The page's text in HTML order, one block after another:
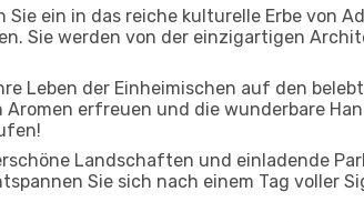
ein in das reiche kulturelle Erbe von
Sie werden von der einzigartigen
Leben der Einheimischen auf den
erfreuen und die wunderbare
Landschaften und einladende
Sie sich nach einem Tag voller